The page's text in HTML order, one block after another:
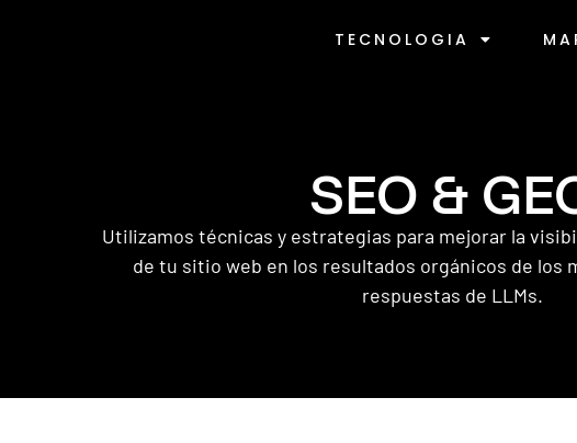
TECNOLOGIA
SEO &
Utilizamos técnicas y estrategias para mejorar la
de tu sitio web en los resultados orgánicos de los
respuestas de LLMs.